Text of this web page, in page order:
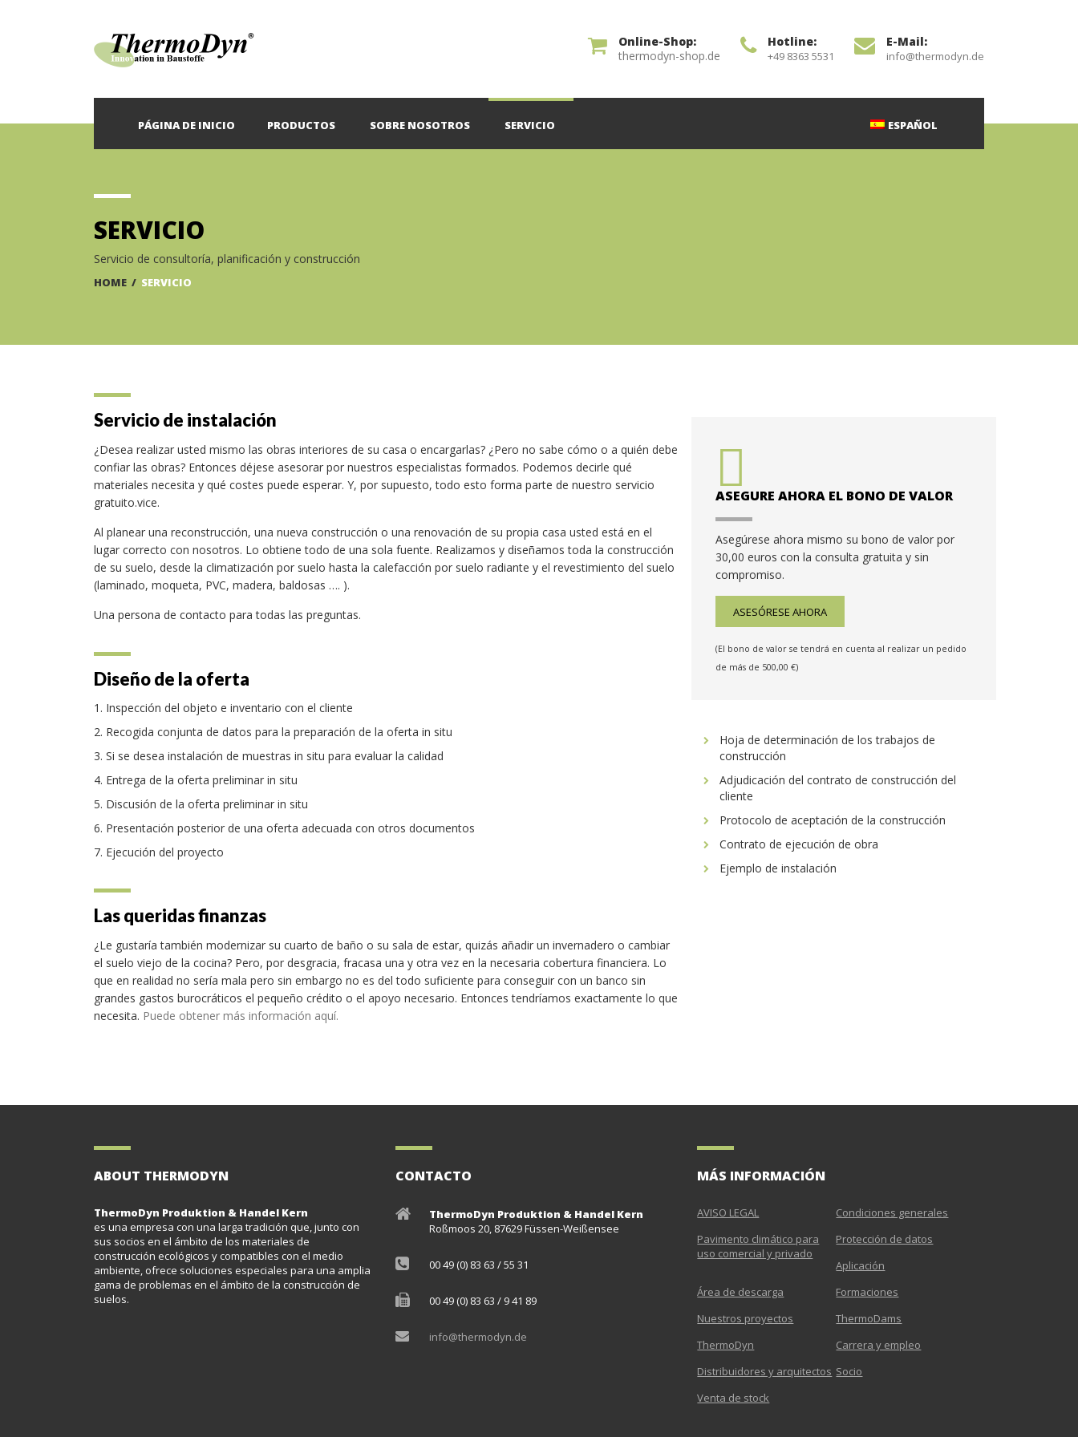
E-Mail:
info@thermodyn.de
Hotline:
+49 8363 5531
Online-Shop:
thermodyn-shop.de
PÁGINA DE INICIO PRODUCTOS SOBRE NOSOTROS SERVICIO ESPAÑOL
SERVICIO
Servicio de consultoría, planificación y construcción
HOME / SERVICIO
Servicio de instalación
¿Desea realizar usted mismo las obras interiores de su casa o encargarlas? ¿Pero no sabe cómo o a quién debe
confiar las obras? Entonces déjese asesorar por nuestros especialistas formados. Podemos decirle qué
materiales necesita y qué costes puede esperar. Y, por supuesto, todo esto forma parte de nuestro servicio
gratuito.vice.
Al planear una reconstrucción, una nueva construcción o una renovación de su propia casa usted está en el
lugar correcto con nosotros. Lo obtiene todo de una sola fuente. Realizamos y diseñamos toda la construcción
de su suelo, desde la climatización por suelo hasta la calefacción por suelo radiante y el revestimiento del suelo
(laminado, moqueta, PVC, madera, baldosas …. ).
Una persona de contacto para todas las preguntas.
Diseño de la oferta
Inspección del objeto e inventario con el cliente
Recogida conjunta de datos para la preparación de la oferta in situ
Si se desea instalación de muestras in situ para evaluar la calidad
Entrega de la oferta preliminar in situ
Discusión de la oferta preliminar in situ
Presentación posterior de una oferta adecuada con otros documentos
Ejecución del proyecto
Las queridas finanzas
¿Le gustaría también modernizar su cuarto de baño o su sala de estar, quizás añadir un invernadero o cambiar
el suelo viejo de la cocina? Pero, por desgracia, fracasa una y otra vez en la necesaria cobertura financiera. Lo
que en realidad no sería mala pero sin embargo no es del todo suficiente para conseguir con un banco sin
grandes gastos burocráticos el pequeño crédito o el apoyo necesario. Entonces tendríamos exactamente lo que
necesita. Puede obtener más información aquí.
ASEGURE AHORA EL BONO DE VALOR
Asegúrese ahora mismo su bono de valor por
30,00 euros con la consulta gratuita y sin
compromiso.
ASESÓRESE AHORA
(El bono de valor se tendrá en cuenta al realizar un pedido
de más de 500,00 €)
Hoja de determinación de los trabajos de
construcción
Adjudicación del contrato de construcción del
cliente
Protocolo de aceptación de la construcción
Contrato de ejecución de obra
Ejemplo de instalación
ABOUT THERMODYN
ThermoDyn Produktion & Handel Kern
es una empresa con una larga tradición que, junto con
sus socios en el ámbito de los materiales de
construcción ecológicos y compatibles con el medio
ambiente, ofrece soluciones especiales para una amplia
gama de problemas en el ámbito de la construcción de
suelos.
CONTACTO
ThermoDyn Produktion & Handel Kern
Roßmoos 20, 87629 Füssen-Weißensee
00 49 (0) 83 63 / 55 31
00 49 (0) 83 63 / 9 41 89
info@thermodyn.de
MÁS INFORMACIÓN
AVISO LEGAL
Condiciones generales
Pavimento climático para
uso comercial y privado
Protección de datos
Aplicación
Área de descarga
Formaciones
Nuestros proyectos
ThermoDams
ThermoDyn
Carrera y empleo
Distribuidores y arquitectos Socio
Venta de stock